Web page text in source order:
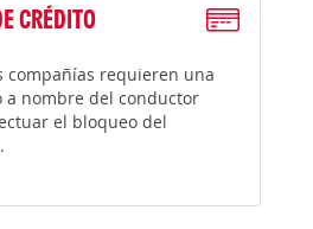
CRÉDITO
compañías requieren una
nombre del conductor
el bloqueo del